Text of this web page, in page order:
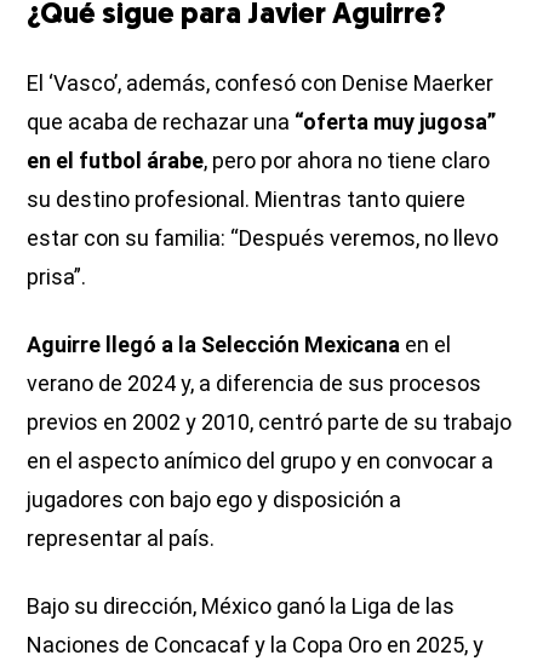
¿Qué sigue para Javier Aguirre?
El ‘Vasco’, además, confesó con Denise Maerker
que acaba de rechazar una “oferta muy jugosa”
en el futbol árabe, pero por ahora no tiene claro
su destino profesional. Mientras tanto quiere
estar con su familia: “Después veremos, no llevo
prisa”.
Aguirre llegó a la Selección Mexicana en el
verano de 2024 y, a diferencia de sus procesos
previos en 2002 y 2010, centró parte de su trabajo
en el aspecto anímico del grupo y en convocar a
jugadores con bajo ego y disposición a
representar al país.
Bajo su dirección, México ganó la Liga de las
Naciones de Concacaf y la Copa Oro en 2025, y